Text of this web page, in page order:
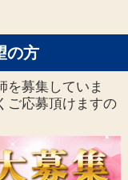
の方
を募集していま
ご応募頂けますの